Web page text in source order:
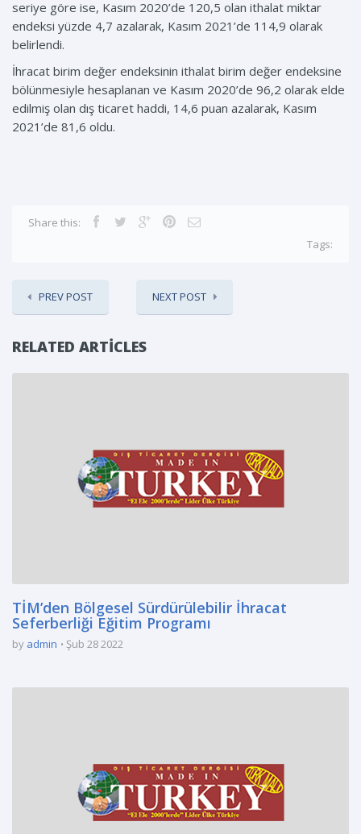
seriye göre ise, Kasım 2020’de 120,5 olan ithalat miktar
endeksi yüzde 4,7 azalarak, Kasım 2021’de 114,9 olarak
belirlendi.
İhracat birim değer endeksinin ithalat birim değer endeksine
bölünmesiyle hesaplanan ve Kasım 2020’de 96,2 olarak elde
edilmiş olan dış ticaret haddi, 14,6 puan azalarak, Kasım
2021’de 81,6 oldu.
Share this:
Tags:
PREV POST NEXT POST
RELATED ARTICLES
TİM’den Bölgesel Sürdürülebilir İhracat
Seferberliği Eğitim Programı
by admin Şub 28 2022